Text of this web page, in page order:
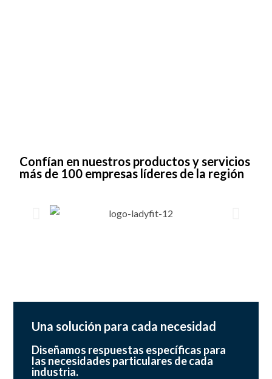
Confían en nuestros productos y servicios
más de 100 empresas líderes de la región
Una solución para cada necesidad
Diseñamos respuestas específicas para
las necesidades particulares de cada
industria.